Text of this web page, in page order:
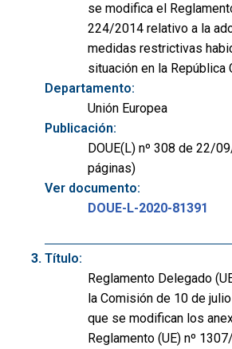
se modifica el
224/2014 relativo a la
medidas restrictivas
situación en la República
Departamento:
Unión Europea
Publicación:
DOUE(L) nº 308 de 22/
páginas)
Ver documento:
DOUE-L-2020-81391
Título:
Reglamento Delegado
la Comisión de 10 de
que se modifican los
Reglamento (UE) nº